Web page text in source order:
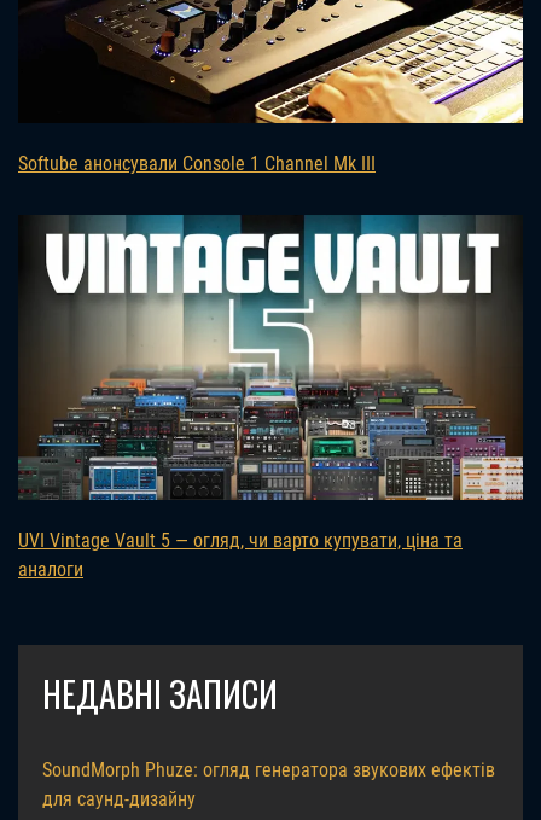
Softube анонсували Console 1 Channel Mk III
UVI Vintage Vault 5 — огляд, чи варто купувати, ціна та
аналоги
НЕДАВНІ ЗАПИСИ
SoundMorph Phuze: огляд генератора звукових ефектів
для саунд-дизайну